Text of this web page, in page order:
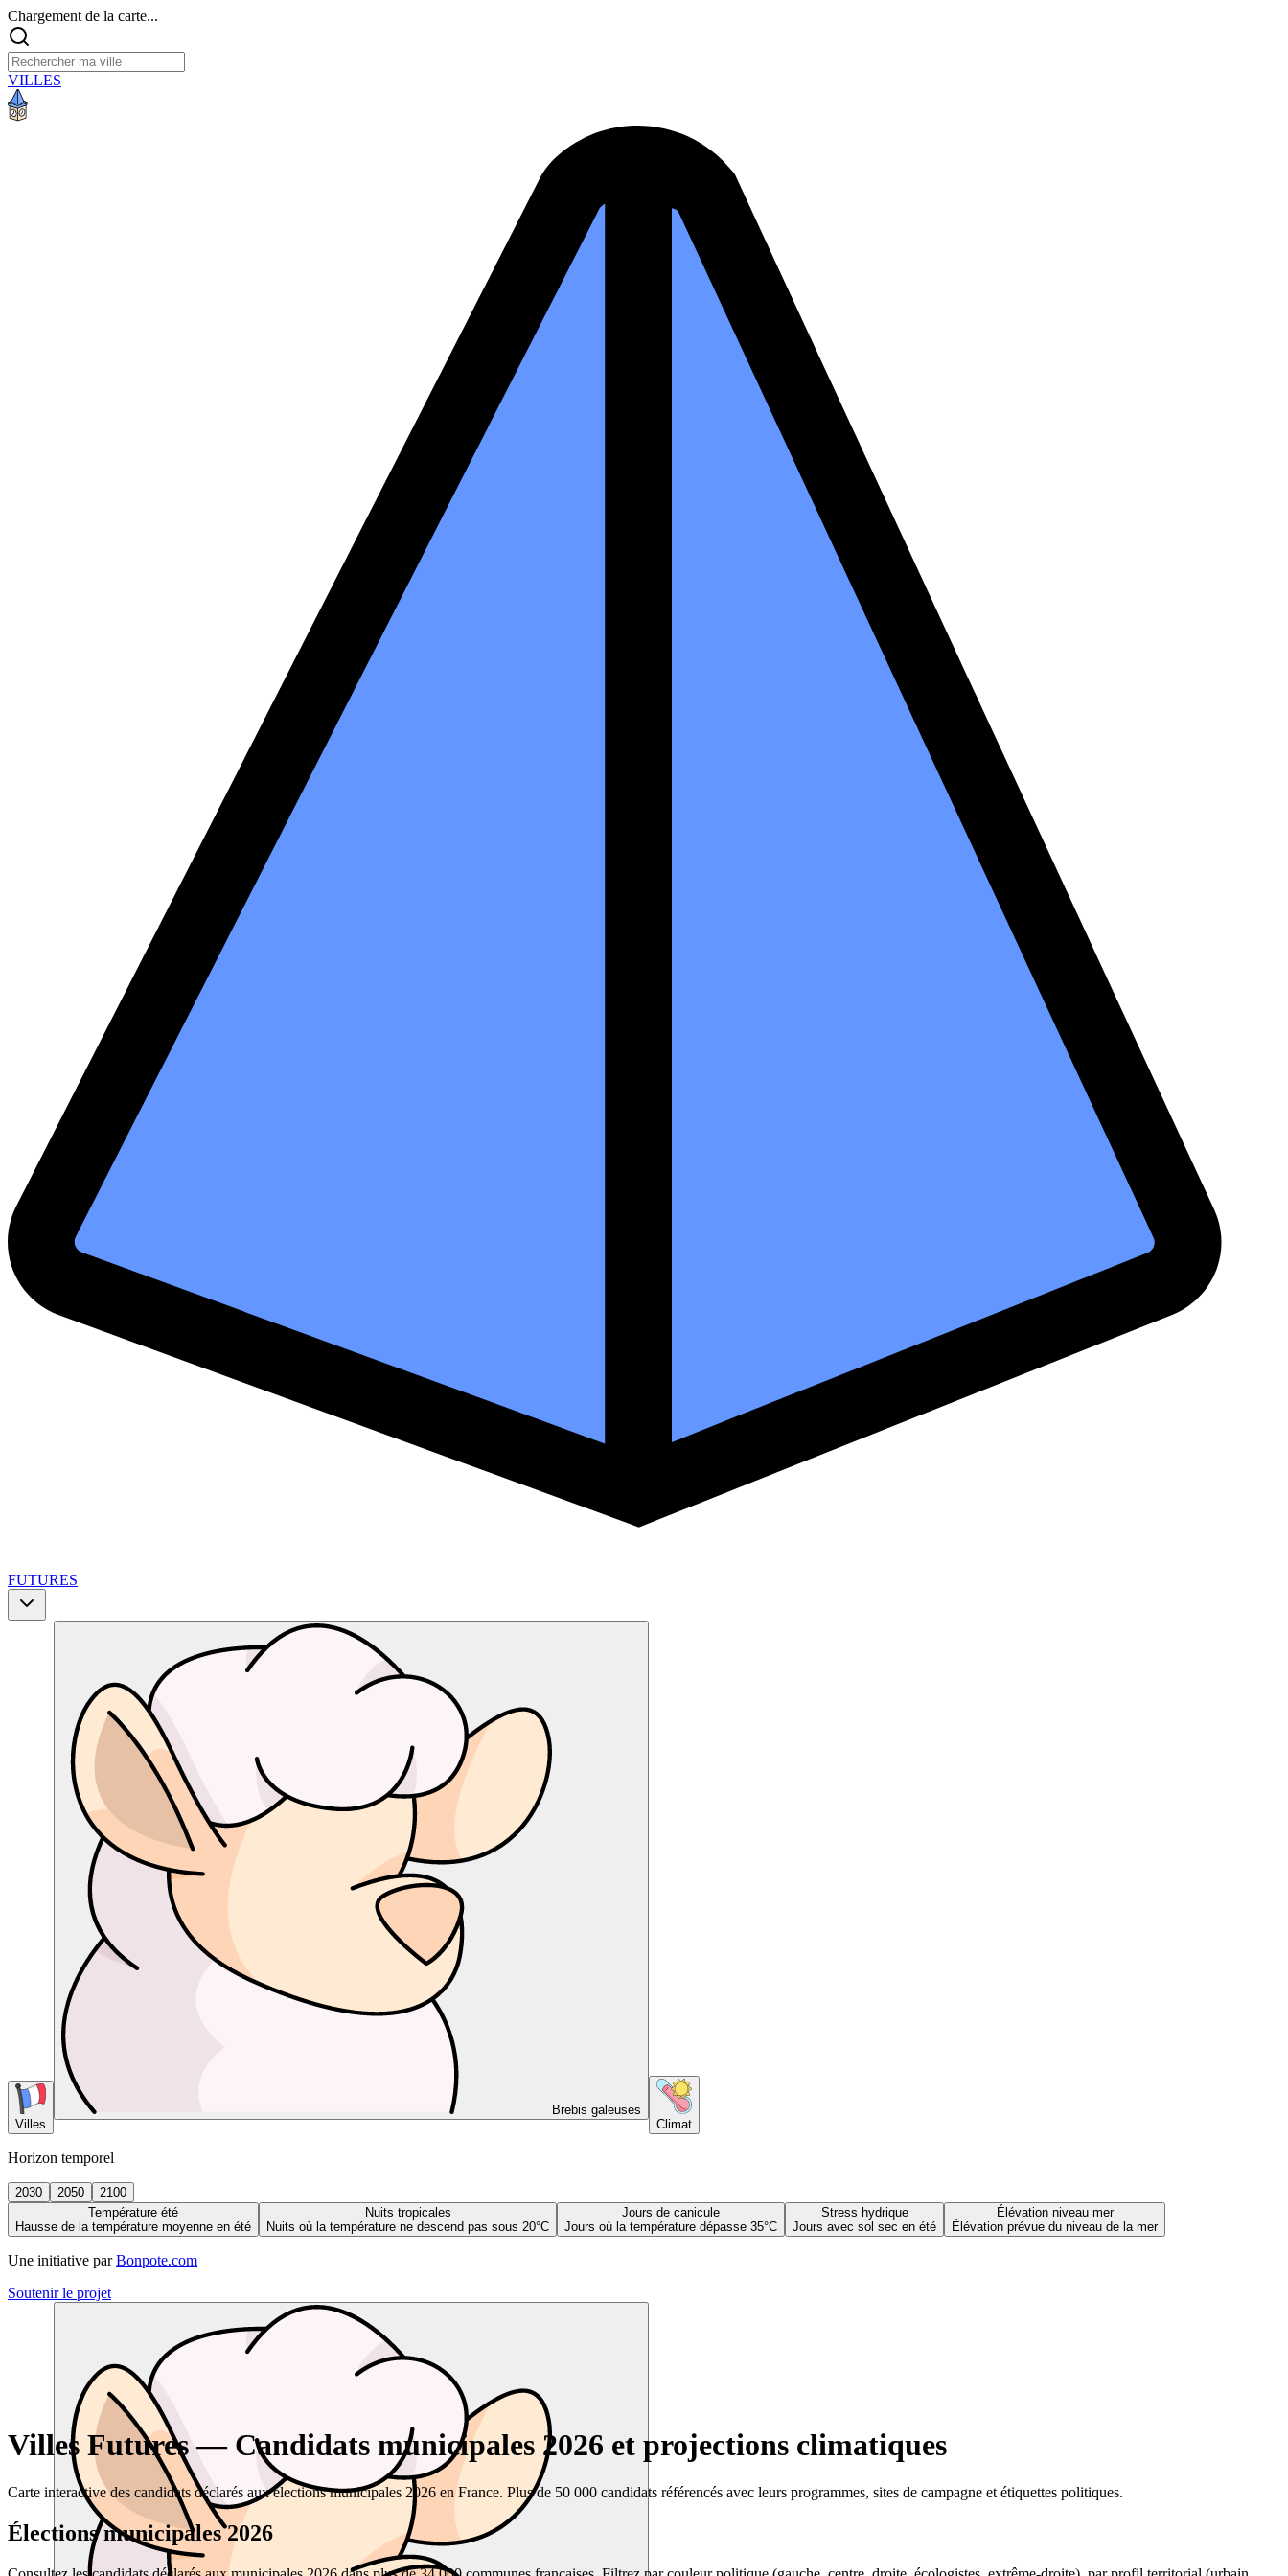
Chargement de la carte...
VILLES
FUTURES
Villes
Brebis galeuses
Climat
Horizon temporel
2030 2050
2100
Température été
Hausse de la température moyenne en été
Nuits tropicales
Nuits où la température ne descend pas sous 20°C
Jours de canicule
Jours où la température dépasse 35°C
Stress hydrique
Jours avec sol sec en été
Élévation niveau mer
Élévation prévue du niveau de la mer
Une initiative par Bonpote.com
Soutenir le projet
Villes Futures — Candidats municipales 2026 et projections climatiques
Carte interactive des candidats déclarés aux élections municipales 2026 en France. Plus de 50 000 candidats référencés avec leurs programmes, sites de campagne et étiquettes politiques.
Élections municipales 2026